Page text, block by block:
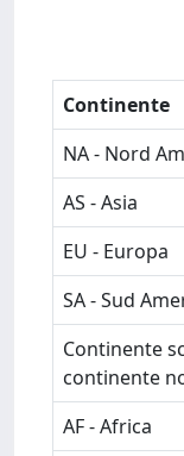
Continente
NA - Nord
AS - Asia
EU - Europa
SA - Sud
Continente
continente
AF - Africa